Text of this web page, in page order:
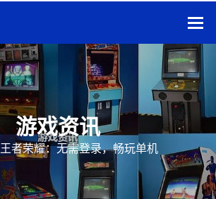
游戏资讯
王者荣耀：无需登录，畅玩单机